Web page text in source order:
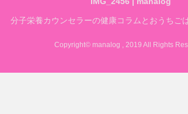
分子栄養カウンセラーの健康コラムとおうちご
Copyright© manalog , 2019 All Rights